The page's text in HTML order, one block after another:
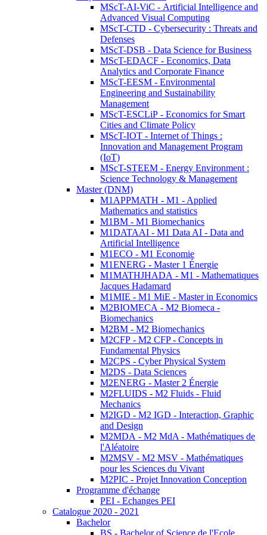
MScT-AI-ViC - Artificial Intelligence and
Advanced Visual Computing
MScT-CTD - Cybersecurity : Threats and
Defenses
MScT-DSB - Data Science for Business
MScT-EDACF - Economics, Data
Analytics and Corporate Finance
MScT-EESM - Environmental
Engineering and Sustainability
Management
MScT-ESCLiP - Economics for Smart
Cities and Climate Policy
MScT-IOT - Internet of Things :
Innovation and Management Program
(IoT)
MScT-STEEM - Energy Environment :
Science Technology & Management
Master (DNM)
M1APPMATH - M1 - Applied
Mathematics and statistics
M1BM - M1 Biomechanics
M1DATAAI - M1 Data AI - Data and
Artificial Intelligence
M1ECO - M1 Economie
M1ENERG - Master 1 Énergie
M1MATHJHADA - M1 - Mathematiques
Jacques Hadamard
M1MIE - M1 MiE - Master in Economics
M2BIOMECA - M2 Biomeca -
Biomechanics
M2BM - M2 Biomechanics
M2CFP - M2 CFP - Concepts in
Fundamental Physics
M2CPS - Cyber Physical System
M2DS - Data Sciences
M2ENERG - Master 2 Énergie
M2FLUIDS - M2 Fluids - Fluid
Mechanics
M2IGD - M2 IGD - Interaction, Graphic
and Design
M2MDA - M2 MdA - Mathématiques de
l'Aléatoire
M2MSV - M2 MSV - Mathématiques
pour les Sciences du Vivant
M2PIC - Projet Innovation Conception
Programme d'échange
PEI - Echanges PEI
Catalogue 2020 - 2021
Bachelor
BS - Bachelor of Science de l'Ecole